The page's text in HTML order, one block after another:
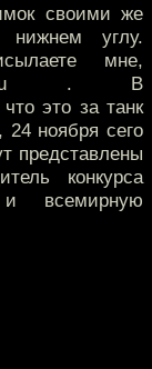
своими же
углу.
мне,
. В
это за танк
24 ноября сего
представлены
конкурса
всемирную